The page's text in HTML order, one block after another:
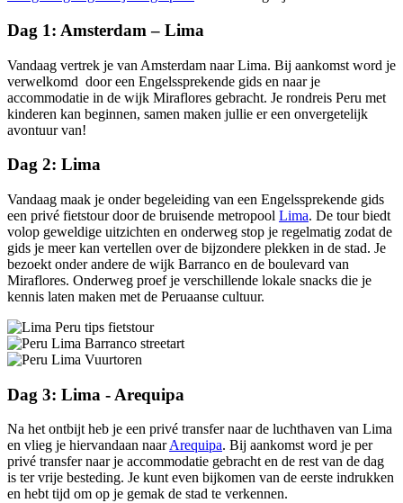
Dag 1: Amsterdam – Lima
Vandaag vertrek je van Amsterdam naar Lima. Bij aankomst word je
verwelkomd door een Engelssprekende gids en naar je
accommodatie in de wijk Miraflores gebracht. Je rondreis Peru met
kinderen kan beginnen, samen maken jullie er een onvergetelijk
avontuur van!
Dag 2: Lima
Vandaag maak je onder begeleiding van een Engelssprekende gids
een privé fietstour door de bruisende metropool Lima. De tour biedt
volop geweldige uitzichten en onderweg stop je regelmatig zodat de
gids je meer kan vertellen over de bijzondere plekken in de stad. Je
bezoekt onder andere de wijk Barranco en de boulevard van
Miraflores. Onderweg proef je verschillende lokale snacks die je
kennis laten maken met de Peruaanse cultuur.
Dag 3: Lima - Arequipa
Na het ontbijt heb je een privé transfer naar de luchthaven van Lima
en vlieg je hiervandaan naarArequipa. Bij aankomst word je per
privé transfer naar je accommodatie gebracht en de rest van de dag
is ter vrije besteding. Je kunt even bijkomen van de eerste indrukken
en hebt tijd om op je gemak de stad te verkennen.